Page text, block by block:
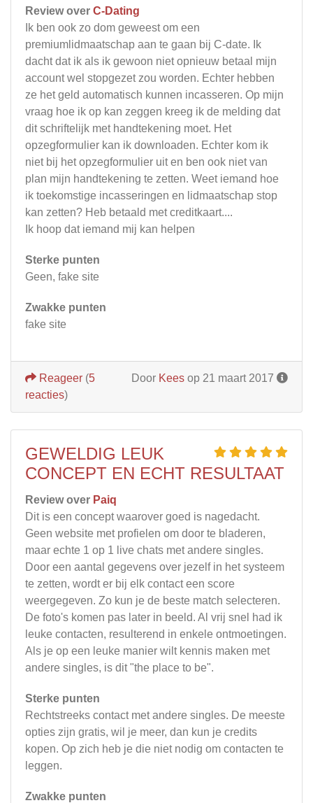
Review over C-Dating
Ik ben ook zo dom geweest om een
premiumlidmaatschap aan te gaan bij C-date. Ik
dacht dat ik als ik gewoon niet opnieuw betaal mijn
account wel stopgezet zou worden. Echter hebben
ze het geld automatisch kunnen incasseren. Op mijn
vraag hoe ik op kan zeggen kreeg ik de melding dat
dit schriftelijk met handtekening moet. Het
opzegformulier kan ik downloaden. Echter kom ik
niet bij het opzegformulier uit en ben ook niet van
plan mijn handtekening te zetten. Weet iemand hoe
ik toekomstige incasseringen en lidmaatschap stop
kan zetten? Heb betaald met creditkaart....
Ik hoop dat iemand mij kan helpen
Sterke punten
Geen, fake site
Zwakke punten
fake site
Door Kees op 21 maart 2017
Reageer (5
reacties)
GEWELDIG LEUK
CONCEPT EN ECHT RESULTAAT
Review over Paiq
Dit is een concept waarover goed is nagedacht.
Geen website met profielen om door te bladeren,
maar echte 1 op 1 live chats met andere singles.
Door een aantal gegevens over jezelf in het systeem
te zetten, wordt er bij elk contact een score
weergegeven. Zo kun je de beste match selecteren.
De foto's komen pas later in beeld. Al vrij snel had ik
leuke contacten, resulterend in enkele ontmoetingen.
Als je op een leuke manier wilt kennis maken met
andere singles, is dit "the place to be".
Sterke punten
Rechtstreeks contact met andere singles. De meeste
opties zijn gratis, wil je meer, dan kun je credits
kopen. Op zich heb je die niet nodig om contacten te
leggen.
Zwakke punten